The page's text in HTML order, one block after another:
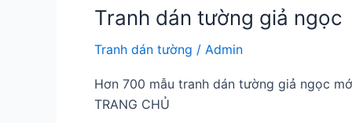
Tranh dán tường giả ngọc
Tranh dán tường / Admin
Hơn 700 mẫu tranh dán tường giả ngọc
TRANG CHỦ